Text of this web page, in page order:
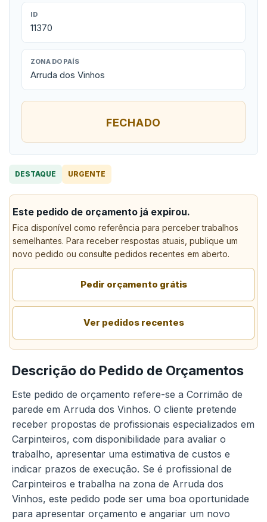
ID
11370
ZONA DO PAÍS
Arruda dos Vinhos
FECHADO
DESTAQUE URGENTE
Este pedido de orçamento já expirou.
Fica disponível como referência para perceber trabalhos
semelhantes. Para receber respostas atuais, publique um
novo pedido ou consulte pedidos recentes em aberto.
Pedir orçamento grátis
Ver pedidos recentes
Descrição do Pedido de Orçamentos
Este pedido de orçamento refere-se a Corrimão de
parede em Arruda dos Vinhos. O cliente pretende
receber propostas de profissionais especializados em
Carpinteiros, com disponibilidade para avaliar o
trabalho, apresentar uma estimativa de custos e
indicar prazos de execução. Se é profissional de
Carpinteiros e trabalha na zona de Arruda dos
Vinhos, este pedido pode ser uma boa oportunidade
para apresentar orçamento e angariar um novo